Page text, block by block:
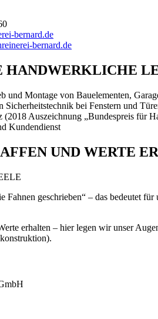
bernard.de
bernard.de
HANDWERKLICHE
und Montage von Bauelementen,
Sicherheitstechnik bei Fenstern und
(2018 Auszeichnung „Bundespreis für
Kundendienst
UND WERTE
Fahnen geschrieben“ – das bedeutet
erhalten – hier legen wir unser